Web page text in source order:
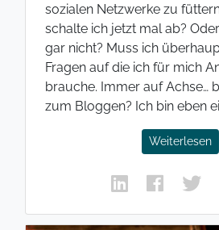
sozialen Netzwerke zu
schalte ich jetzt mal ab?
gar nicht? Muss ich
Fragen auf die ich für mich
brauche. Immer auf Achse…
zum Bloggen? Ich bin eben
Weiterlesen